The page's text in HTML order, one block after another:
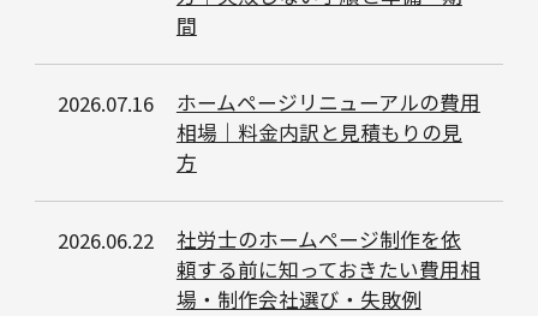
間
2026.07.16
ホームページリニューアルの費用
相場｜料金内訳と見積もりの見
方
2026.06.22
社労士のホームページ制作を依
頼する前に知っておきたい費用相
場・制作会社選び・失敗例